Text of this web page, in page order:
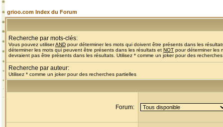
grioo.com Index du Forum
Recherche par mots-clés:
Vous pouvez utiliserAND pour déterminer les mots qui doivent être présents dans les
déterminer les mots qui peuvent être présents dans les résultats et NOT pour déterminer les
devraient pas être présents dans les résultats. Utilisez * comme un joker pour des
Recherche par auteur:
Utilisez * comme un joker pour des recherches partielles
Forum: